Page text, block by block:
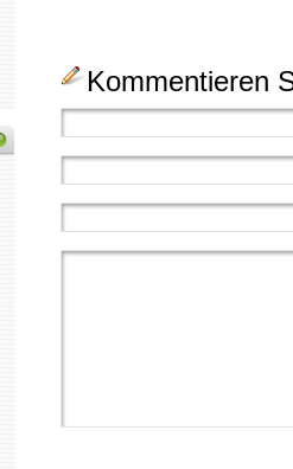
Kommentieren